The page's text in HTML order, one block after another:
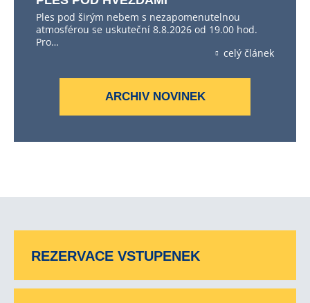
Ples pod širým nebem s nezapomenutelnou
atmosférou se uskuteční 8.8.2026 od 19.00 hod.
Pro…
celý článek
ARCHIV NOVINEK
REZERVACE VSTUPENEK